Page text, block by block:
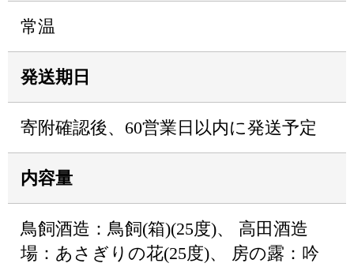
常温
発送期日
寄附確認後、60営業日以内に発送予定
内容量
鳥飼酒造：鳥飼(箱)(25度)、 高田酒造
場：あさぎりの花(25度)、 房の露：吟